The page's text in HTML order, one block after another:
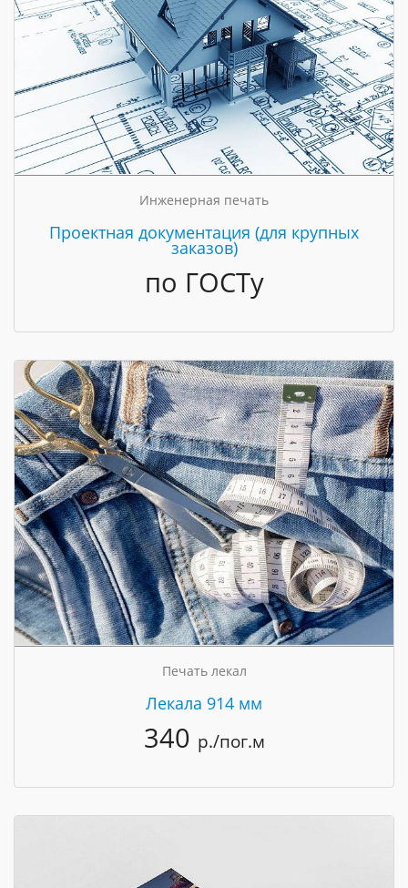
Инженерная печать
Проектная документация (для крупных
заказов)
по ГОСТу
Печать лекал
Лекала 914 мм
340 р./пог.м